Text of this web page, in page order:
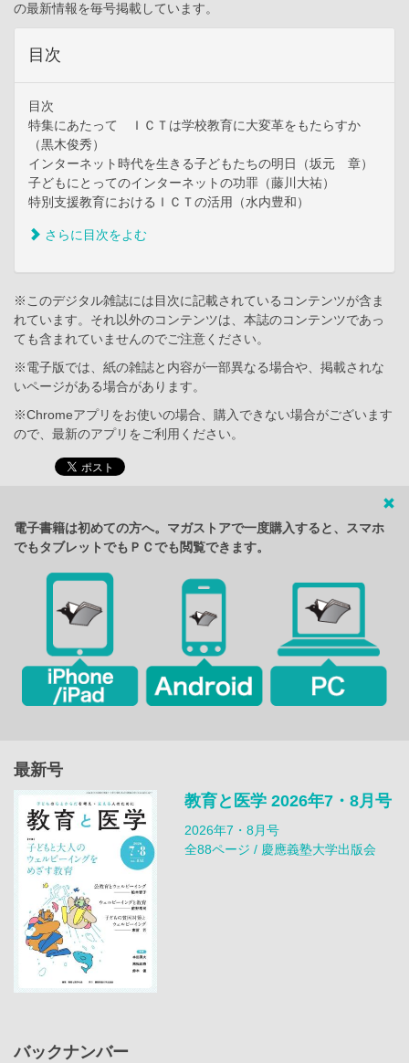
の最新情報を毎号掲載しています。
目次
目次
特集にあたって ＩＣＴは学校教育に大変革をもたらすか
（黒木俊秀）
インターネット時代を生きる子どもたちの明日（坂元 章）
子どもにとってのインターネットの功罪（藤川大祐）
特別支援教育におけるＩＣＴの活用（水内豊和）
さらに目次をよむ
※このデジタル雑誌には目次に記載されているコンテンツが含ま
れています。それ以外のコンテンツは、本誌のコンテンツであっ
ても含まれていませんのでご注意ください。
※電子版では、紙の雑誌と内容が一部異なる場合や、掲載されな
いページがある場合があります。
※Chromeアプリをお使いの場合、購入できない場合がございます
ので、最新のアプリをご利用ください。
電子書籍は初めての方へ。マガストアで一度購入すると、スマホ
でもタブレットでもＰＣでも閲覧できます。
最新号
教育と医学 2026年7・8月号
2026年7・8月号
全88ページ / 慶應義塾大学出版会
バックナンバー